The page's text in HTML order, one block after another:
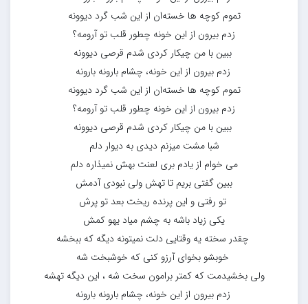
تموم کوچه ها خسته‌ان از این شب گرد دیوونه
زدم بیرون از این خونه چطور قلب تو آرومه؟
ببین با من چیکار کردی شدم قرصی دیوونه
زدم بیرون از این خونه، چشام بارونه بارونه
تموم کوچه ها خسته‌ان از این شب گرد دیوونه
زدم بیرون از این خونه چطور قلب تو آرومه؟
ببین با من چیکار کردی شدم قرصی دیوونه
شبا مشت میزنم دیدی به دیوار دلم
می خوام از یادم بری لعنت بهش نمیذاره دلم
ببین گفتی بریم تا تهش ولی نبودی آدمش
تو رفتی و این پرنده ریخت بعد تو پرش
یکی زیاد باشه به چشم میاد یهو کمش
چقدر سخته یه وقتایی دلت نمیتونه دیگه که ببخشه
خوبشو بخوای آرزو کنی که خوشبخت شه
ولی بخشیدمت که کمتر برامون سخت شه ، این دیگه تهشه
زدم بیرون از این خونه، چشام بارونه بارونه